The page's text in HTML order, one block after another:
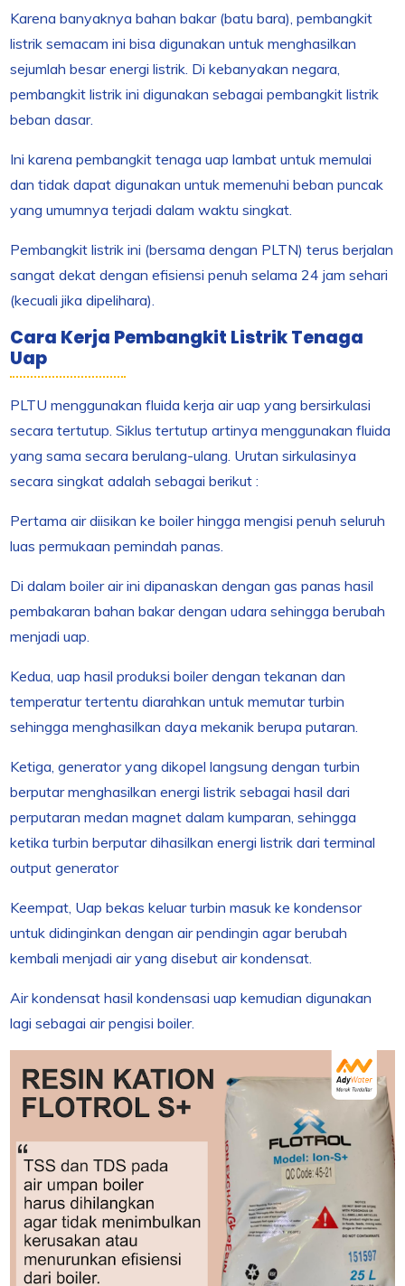
Karena banyaknya bahan bakar (batu bara), pembangkit
listrik semacam ini bisa digunakan untuk menghasilkan
sejumlah besar energi listrik. Di kebanyakan negara,
pembangkit listrik ini digunakan sebagai pembangkit listrik
beban dasar.
Ini karena pembangkit tenaga uap lambat untuk memulai
dan tidak dapat digunakan untuk memenuhi beban puncak
yang umumnya terjadi dalam waktu singkat.
Pembangkit listrik ini (bersama dengan PLTN) terus berjalan
sangat dekat dengan efisiensi penuh selama 24 jam sehari
(kecuali jika dipelihara).
Cara Kerja Pembangkit Listrik Tenaga
Uap
PLTU menggunakan fluida kerja air uap yang bersirkulasi
secara tertutup. Siklus tertutup artinya menggunakan fluida
yang sama secara berulang-ulang. Urutan sirkulasinya
secara singkat adalah sebagai berikut :
Pertama air diisikan ke boiler hingga mengisi penuh seluruh
luas permukaan pemindah panas.
Di dalam boiler air ini dipanaskan dengan gas panas hasil
pembakaran bahan bakar dengan udara sehingga berubah
menjadi uap.
Kedua, uap hasil produksi boiler dengan tekanan dan
temperatur tertentu diarahkan untuk memutar turbin
sehingga menghasilkan daya mekanik berupa putaran.
Ketiga, generator yang dikopel langsung dengan turbin
berputar menghasilkan energi listrik sebagai hasil dari
perputaran medan magnet dalam kumparan, sehingga
ketika turbin berputar dihasilkan energi listrik dari terminal
output generator
Keempat, Uap bekas keluar turbin masuk ke kondensor
untuk didinginkan dengan air pendingin agar berubah
kembali menjadi air yang disebut air kondensat.
Air kondensat hasil kondensasi uap kemudian digunakan
lagi sebagai air pengisi boiler.